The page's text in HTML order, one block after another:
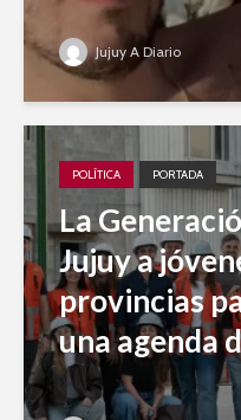
Jujuy A Diario
POLÍTICA PORTADA
La
Jujuy a
provincias
una agenda